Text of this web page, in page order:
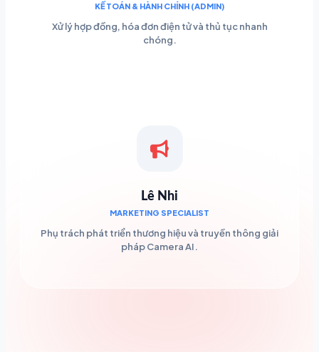
KẾ TOÁN & HÀNH CHÍNH (ADMIN)
Xử lý hợp đồng, hóa đơn điện tử và thủ tục nhanh
chóng.
Lê Nhi
MARKETING SPECIALIST
Phụ trách phát triển thương hiệu và truyền thông giải
pháp Camera AI.